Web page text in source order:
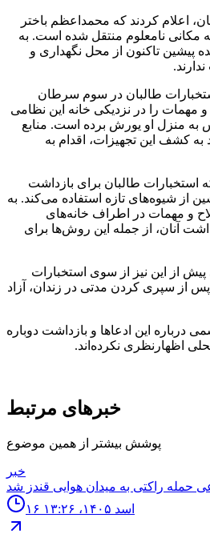
اعلام کردند که محمداعظم باختر
مکانی نامعلوم منتقل شده است. به
پیشین تاکنون از محل نگهداری و
طالبان در سوم سرطان
مهمات را در نزدیکی خانه این نظامی
منزل او یورش برده است. منابع
به کشف این تجهیزات، اقدام به
استخبارات طالبان برای بازداشت
از شیوه‌های تازه استفاده می‌کند. به
و مهمات در اطراف خانه‌های
آنان، از جمله این روش‌ها برای
از این نیز از سوی استخبارات
از سپری کردن مدتی در زندان، آزاد
درباره این ادعاها و بازداشت دوباره
اظهارنظری نکرده‌اند.
خبرهای مرتبط
پوشش بیشتر از همین موضوع
خبر
۱۶ اسد ۱۴۰۵، ۱۳:۲۶